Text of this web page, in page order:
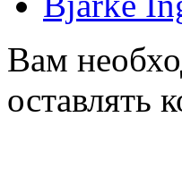
Вам
оставлять